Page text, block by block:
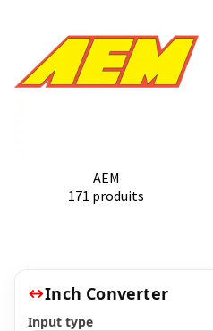
AEM
171 produits
Inch Converter
Input type